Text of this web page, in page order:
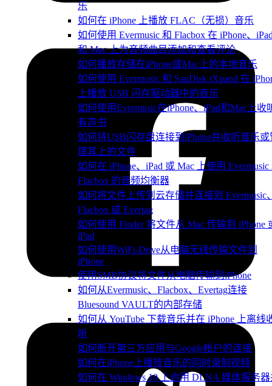
乐
如何在 iPhone 上播放 FLAC（无损）音乐
如何使用 Evermusic 和 Flacbox 在 iPhone、
和 Mac 上为音频曲目添加和查看评论
如何播放存储在iPhone或Mac上的本地音乐
如何使用 Evermusic 和 SanDisk iXpand 在
上播放 USB 闪存驱动器中的音乐
如何使用Evermusic在iPhone、iPad和Mac上收
有声书
如何将USB闪存盘连接到iPhone并收听音乐或
理其上的文件
如何在 iPhone、iPad 或 Mac 上使用 Evermusic
Flacbox 的音频均衡器
如何将文件上传到云存储并连接到 Evermusic
Flacbox 或 Evertag
如何使用 Finder 将文件从 Mac 传输到 iPhone
iPad
如何使用WiFi-Drive从电脑无线传输文件到
iPhone
使用SMB协议将文件从电脑传输到iPhone
如何从Evermusic、Flacbox、Evertag连接
Bluesound VAULT的内部存储
如何从 YouTube 下载音乐并在 iPhone 上离线
听
如何断开第三方应用与Google帐户的连接
如何在iPhone上播放音乐的同时录制视频
如何在 Windows 10 上启用 DLNA 媒体服务